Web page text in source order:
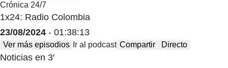
Crónica 24/7
1x24: Radio Colombia
23/08/2024 - 01:38:13
Ver más episodios Ir al podcast Compartir Directo
Noticias en 3′